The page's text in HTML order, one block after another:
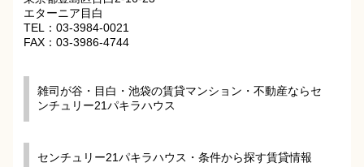
エターニア目白
TEL：03-3984-0021
FAX：03-3986-4744
雑司が谷・目白・池袋の賃貸マンション・不動産ならセ
ンチュリー21パキラハウス
センチュリー21パキラハウス・条件から探す賃貸情報